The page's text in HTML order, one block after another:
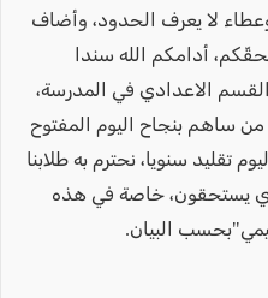
لا يعرف الحدود، وأضاف
أدامكم الله سندا
القسم الاعدادي في المدرسة،
ساهم بنجاح اليوم المفتوح
سنويا، نحترم به طلابنا
يستحقون، خاصة في هذه
البيان.